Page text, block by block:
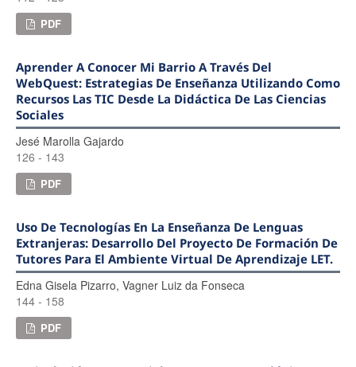
PDF
Aprender A Conocer Mi Barrio A Través Del
WebQuest: Estrategias De Enseñanza Utilizando Como
Recursos Las TIC Desde La Didáctica De Las Ciencias
Sociales
Jesé Marolla Gajardo
126 - 143
PDF
Uso De Tecnologías En La Enseñanza De Lenguas
Extranjeras: Desarrollo Del Proyecto De Formación De
Tutores Para El Ambiente Virtual De Aprendizaje LET.
Edna Gisela Pizarro, Vagner Luiz da Fonseca
144 - 158
PDF